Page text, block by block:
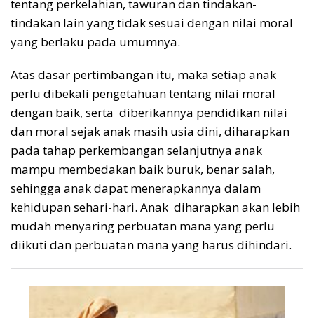
tentang perkelahian, tawuran dan tindakan-
tindakan lain yang tidak sesuai dengan nilai moral
yang berlaku pada umumnya.
Atas dasar pertimbangan itu, maka setiap anak
perlu dibekali pengetahuan tentang nilai moral
dengan baik, serta diberikannya pendidikan nilai
dan moral sejak anak masih usia dini, diharapkan
pada tahap perkembangan selanjutnya anak
mampu membedakan baik buruk, benar salah,
sehingga anak dapat menerapkannya dalam
kehidupan sehari-hari. Anak diharapkan akan lebih
mudah menyaring perbuatan mana yang perlu
diikuti dan perbuatan mana yang harus dihindari.